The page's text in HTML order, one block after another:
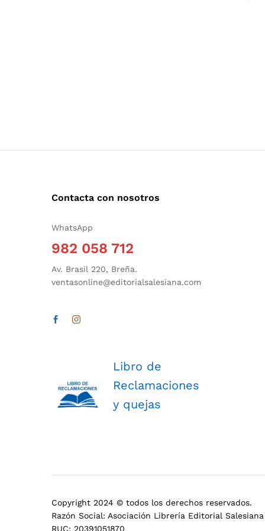
Contacta con nosotros
WhatsApp
982 058 712
Av. Brasil 220, Breña.
ventasonline@editorialsalesiana.com
Libro de
Reclamaciones
y quejas
Copyright 2024 © todos los derechos reservados.
Razón Social: Asociación Librería Editorial Salesiana
RUC: 20391051870